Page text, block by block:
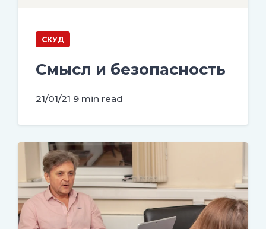
СКУД
Смысл и безопасность
21/01/21 9 min read